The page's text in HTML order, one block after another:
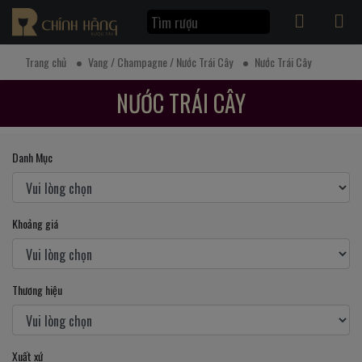
Trang chủ Vang / Champagne / Nước Trái Cây Nước Trái Cây
NƯỚC TRÁI CÂY
Danh Mục
Khoảng giá
Thương hiệu
Xuất xứ